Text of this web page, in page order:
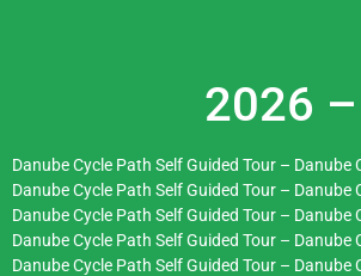
2026
Danube Cycle Path Self Guided Tour –
Danube Cycle Path Self Guided Tour –
Danube Cycle Path Self Guided Tour –
Danube Cycle Path Self Guided Tour –
Danube Cycle Path Self Guided Tour –